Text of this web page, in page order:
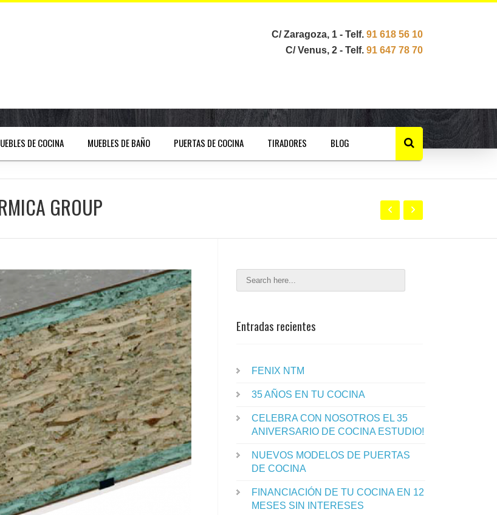
C/ Zaragoza, 1 - Telf. 91 618 56 10
C/ Venus, 2 - Telf. 91 647 78 70
DE COCINA MUEBLES DE BAÑO PUERTAS DE COCINA TIRADORES BLOG
GROUP
Entradas recientes
FENIX NTM
35 AÑOS EN TU COCINA
CELEBRA CON NOSOTROS EL 35
ANIVERSARIO DE COCINA ESTUDIO!
NUEVOS MODELOS DE PUERTAS
DE COCINA
FINANCIACIÓN DE TU COCINA EN 12
MESES SIN INTERESES